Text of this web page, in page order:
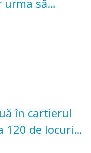
urma să
an
în cartierul
120 de locuri